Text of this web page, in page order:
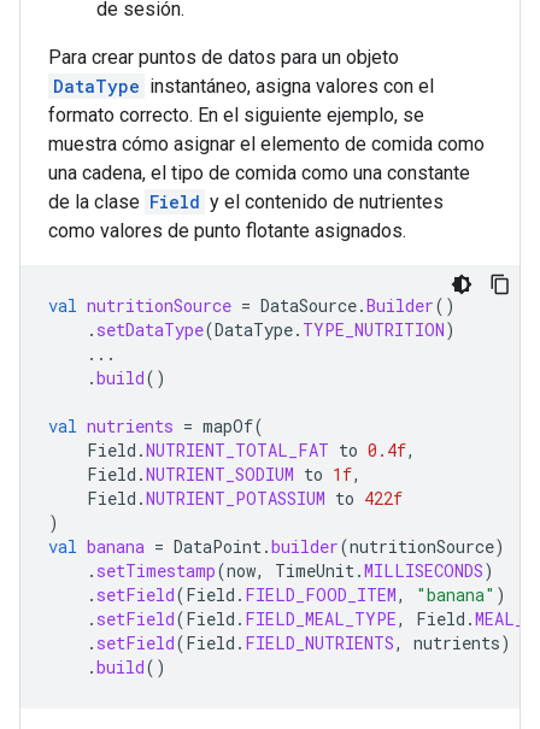
de sesión.
Para crear puntos de datos para un objeto
DataType instantáneo, asigna valores con el
formato correcto. En el siguiente ejemplo, se
muestra cómo asignar el elemento de comida como
una cadena, el tipo de comida como una constante
de la clase Field y el contenido de nutrientes
como valores de punto flotante asignados.
val nutritionSource = DataSource.Builder()
. setDataType(DataType. TYPE_NUTRITION)
...
.build()
val nutrients = mapOf(
Field .NUTRIENT_TOTAL_FAT to 0.4f,
Field .NUTRIENT_SODIUM to 1f,
Field .NUTRIENT_POTASSIUM to 422f
)
val banana = DataPoint.builder(nutritionSource)
. setTimestamp(now, TimeUnit.MILLISECONDS)
. setField(Field . FIELD_FOOD_ITEM, "banana" )
. setField(Field . FIELD_MEAL_TYPE, Field .
. setField(Field . FIELD_NUTRIENTS, nutrients)
.build()